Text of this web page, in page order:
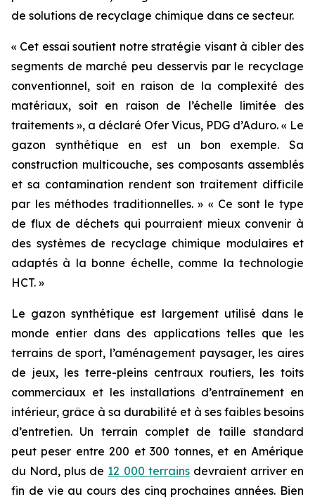
de solutions de recyclage chimique dans ce secteur.
« Cet essai soutient notre stratégie visant à cibler des
segments de marché peu desservis par le recyclage
conventionnel, soit en raison de la complexité des
matériaux, soit en raison de l’échelle limitée des
traitements », a déclaré Ofer Vicus, PDG d’Aduro. « Le
gazon synthétique en est un bon exemple. Sa
construction multicouche, ses composants assemblés
et sa contamination rendent son traitement difficile
par les méthodes traditionnelles. » « Ce sont le type
de flux de déchets qui pourraient mieux convenir à
des systèmes de recyclage chimique modulaires et
adaptés à la bonne échelle, comme la technologie
HCT. »
Le gazon synthétique est largement utilisé dans le
monde entier dans des applications telles que les
terrains de sport, l’aménagement paysager, les aires
de jeux, les terre-pleins centraux routiers, les toits
commerciaux et les installations d’entraînement en
intérieur, grâce à sa durabilité et à ses faibles besoins
d’entretien. Un terrain complet de taille standard
peut peser entre 200 et 300 tonnes, et en Amérique
du Nord, plus de 12 000 terrainsdevraient arriver en
fin de vie au cours des cinq prochaines années. Bien